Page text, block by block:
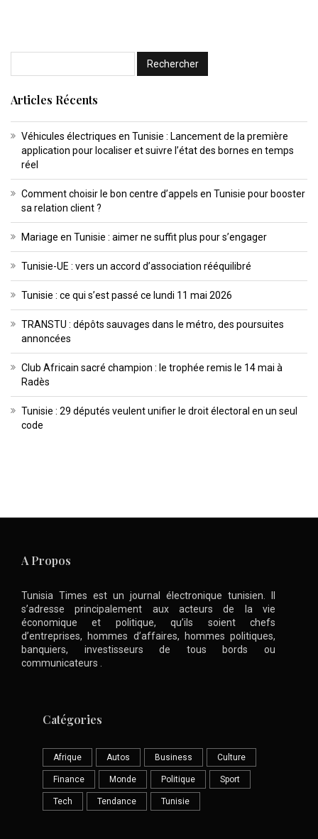
Articles Récents
Véhicules électriques en Tunisie : Lancement de la première
application pour localiser et suivre l’état des bornes en temps
réel
Comment choisir le bon centre d’appels en Tunisie pour booster
sa relation client ?
Mariage en Tunisie : aimer ne suffit plus pour s’engager
Tunisie-UE : vers un accord d’association rééquilibré
Tunisie : ce qui s’est passé ce lundi 11 mai 2026
TRANSTU : dépôts sauvages dans le métro, des poursuites
annoncées
Club Africain sacré champion : le trophée remis le 14 mai à
Radès
Tunisie : 29 députés veulent unifier le droit électoral en un seul
code
A Propos
Tunisia Times est un journal électronique tunisien. Il
s’adresse principalement aux acteurs de la vie
économique et politique, qu’ils soient chefs
d’entreprises, hommes d’affaires, hommes politiques,
banquiers, investisseurs de tous bords ou
communicateurs .
Catégories
Afrique Autos Business Culture
Finance Monde Politique Sport
Tech Tendance Tunisie